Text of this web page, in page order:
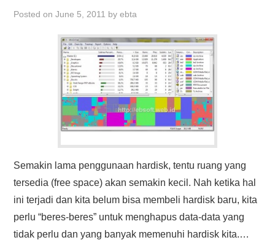
HASIL PENCARIAN
Posted onJune 5, 2011 byebta
Semakin lama penggunaan hardisk, tentu ruang yang
tersedia (free space) akan semakin kecil. Nah ketika hal
ini terjadi dan kita belum bisa membeli hardisk baru, kita
perlu “beres-beres” untuk menghapus data-data yang
tidak perlu dan yang banyak memenuhi hardisk kita.…